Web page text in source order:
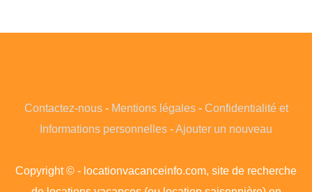
Contactez-nous- Mentions légales- Confidentialité et
Informations personnelles -Ajouter un nouveau
Copyright © - locationvacanceinfo.com, site de recherche